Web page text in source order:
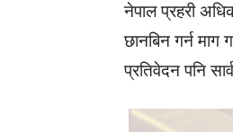
नेपाल प्रहरी
छानबिन गर्न
प्रतिवेदन पनि